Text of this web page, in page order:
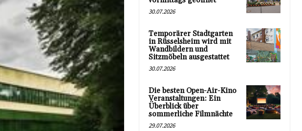
30.07.2026
Temporärer Stadtgarten
in Rüsselsheim wird mit
Wandbildern und
Sitzmöbeln ausgestattet
30.07.2026
Die besten Open-Air-Kino
Veranstaltungen: Ein
Überblick über
sommerliche Filmnächte
29.07.2026